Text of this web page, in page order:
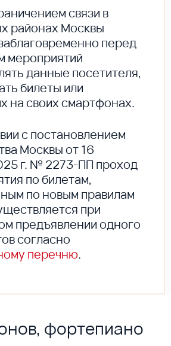
связи в
районах Москвы
перед
мероприятий
данные посетителя,
билеты или
на своих смартфонах.
с постановлением
Москвы от 16
г. № 2273-ПП проход
по билетам,
по новым правилам
при
предъявлении одного
согласно
перечню.
фортепиано